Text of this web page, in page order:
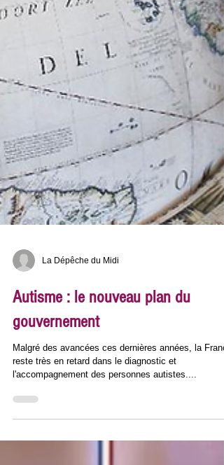
La Dépêche du Midi
Autisme : le nouveau plan du
gouvernement
Malgré des avancées ces dernières années, la
l'accompagnement des personnes autistes....